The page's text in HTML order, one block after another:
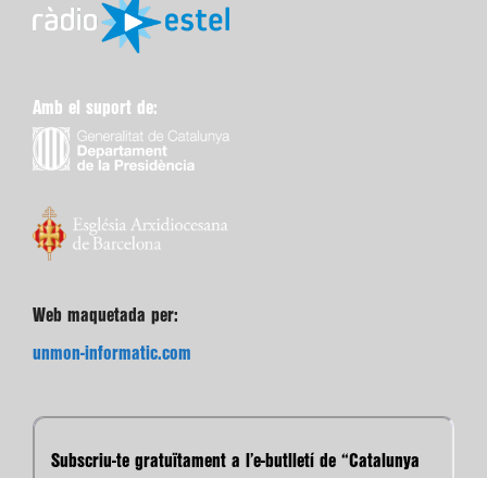
Amb el suport de:
Web maquetada per:
unmon-informatic.com
Subscriu-te gratuïtament a l’e-butlletí de “Catalunya